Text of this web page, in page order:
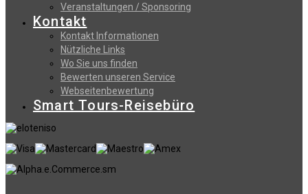
Veranstaltungen / Sponsoring
Kontakt
Kontakt Informationen
Nützliche Links
Wo Sie uns finden
Bewerten unseren Service
Webseitenbewertung
Smart Tours-Reisebüro